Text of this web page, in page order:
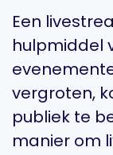
Een
hulpmiddel
vergroten,
publiek te
manier om